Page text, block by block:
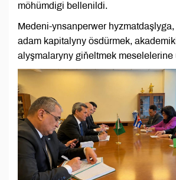
möhümdigi bellenildi.
Medeni-ynsanperwer
adam kapitalyny ösdürmek,
alyşmalaryny giňeltmek meselelerine